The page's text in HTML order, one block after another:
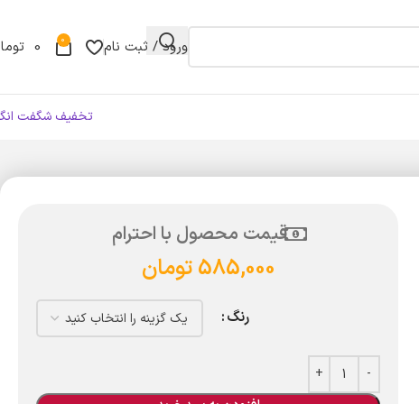
ورود / ثبت نام 0
0
تخفیف شگفت
قیمت محصول با احترام
585,000 تومان
رنگ